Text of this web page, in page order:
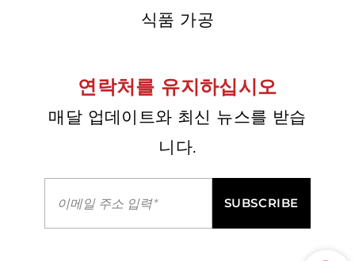
식품 가공
연락처를 유지하십시오
매달 업데이트와 최신 뉴스를 받습
니다.